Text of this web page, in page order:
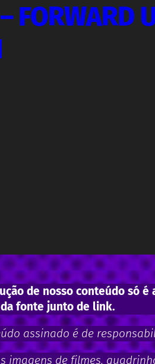
FORWARD
de nosso conteúdo só é
fonte junto de link.
assinado é de
imagens de filmes,